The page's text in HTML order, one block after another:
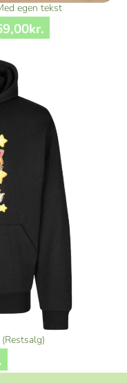
egen tekst
,00kr.